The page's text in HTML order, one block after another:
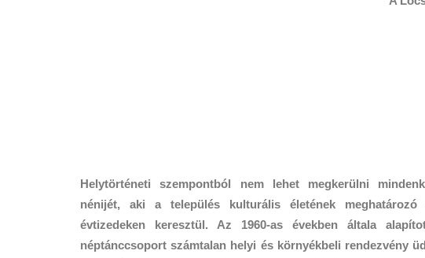
Helytörténeti szempontból nem lehet megkerülni
nénijét, aki a település kulturális életének meghatározó
évtizedeken keresztül. Az 1960-as években általa
néptánccsoport számtalan helyi és környékbeli rendezvény